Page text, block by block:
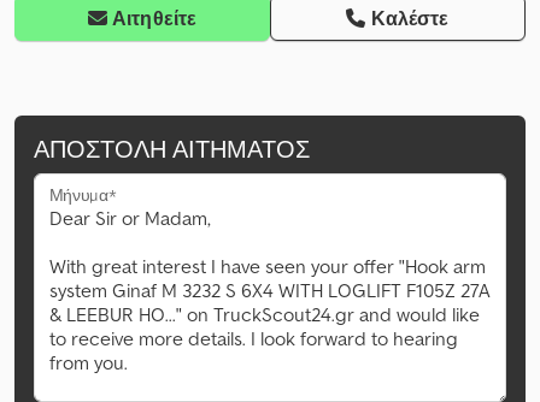
Αιτηθείτε Καλέστε
ΑΠΟΣΤΟΛΉ ΑΙΤΉΜΑΤΟΣ
Μήνυμα*